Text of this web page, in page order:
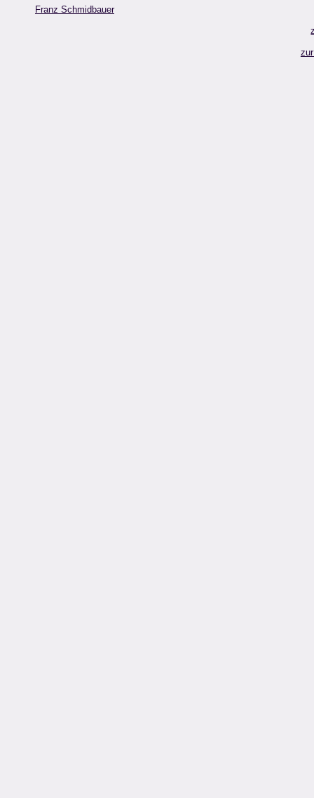
Franz Schmidbauer